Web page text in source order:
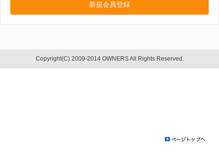
新規会員登録
Copyright(C) 2009-2014 OWNERS All Rights Reserved.